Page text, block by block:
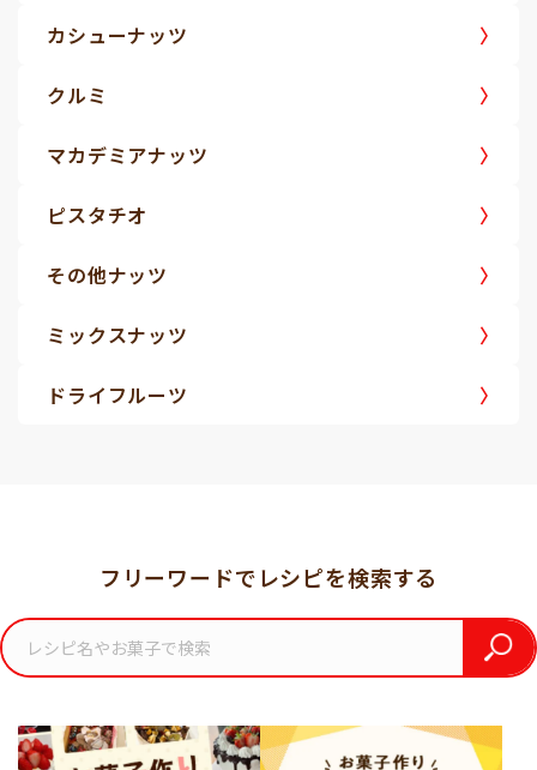
カシューナッツ
クルミ
マカデミアナッツ
ピスタチオ
その他ナッツ
ミックスナッツ
ドライフルーツ
フリーワードでレシピを検索する